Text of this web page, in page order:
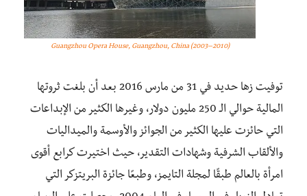
Guangzhou Opera House, Guangzhou, China (2003–2010)
توفيت زها حديد في 31 من مارس 2016 بعد أن بلغت ثروتها
المالية حوالي الـ 250 مليون دولار، وغيرها الكثير من الإبداعات
التي حائزت عليها الكثير من الجوائز والأوسمة والميداليات
والألقاب الشرفية وشهادات التقدير، حيث اختيرت كرابع أقوى
امرأة بالعالم طبقًا لمجلة التايمز، وطبعًا جائزة البريتزكر التي